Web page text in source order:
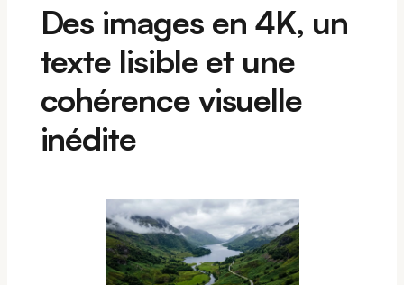
Des images en 4K, un
texte lisible et une
cohérence visuelle
inédite